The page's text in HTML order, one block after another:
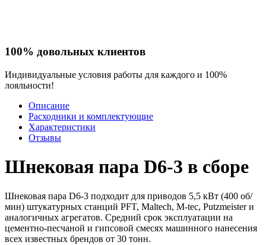
100% довольных клиентов
Индивидуальные условия работы для каждого и 100%
лояльности!
Описание
Расходники и комплектующие
Характеристики
Отзывы
Шнековая пара D6-3 в сборе
Шнековая пара D6-3 подходит для приводов 5,5 кВт (400 об/
мин) штукатурных станций PFT, Maltech, M-tec, Putzmeister и
аналогичных агрегатов. Средний срок эксплуатации на
цементно-песчаной и гипсовой смесях машинного нанесения
всех известных брендов от 30 тонн.